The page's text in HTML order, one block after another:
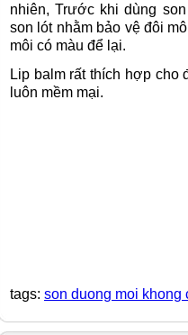
nhiên, Trước khi dùng
son lót nhằm bảo vệ đôi
môi có màu để lại.
Lip balm rất thích hợp cho
luôn mềm mại.
tags: son duong moi khong